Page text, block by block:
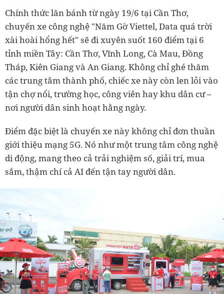
Chính thức lăn bánh từ ngày 19/6 tại Cần Thơ,
chuyến xe công nghệ "Năm Gờ Viettel, Data quá trời
xài hoài hổng hết" sẽ đi xuyên suốt 160 điểm tại 6
tỉnh miền Tây: Cần Thơ, Vĩnh Long, Cà Mau, Đồng
Tháp, Kiên Giang và An Giang. Không chỉ ghé thăm
các trung tâm thành phố, chiếc xe này còn len lỏi vào
tận chợ nổi, trường học, công viên hay khu dân cư –
nơi người dân sinh hoạt hằng ngày.
Điểm đặc biệt là chuyến xe này không chỉ đơn thuần
giới thiệu mạng 5G. Nó như một trung tâm công nghệ
di động, mang theo cả trải nghiệm số, giải trí, mua
sắm, thậm chí cả AI đến tận tay người dân.